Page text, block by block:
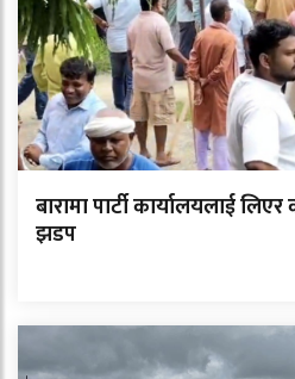
बारामा पार्टी कार्यालयलाई
झडप